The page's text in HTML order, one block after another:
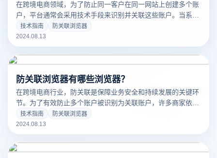
在跨境电商领域，为了防止同一客户在同一网站上创建多个账
户，平台通常会采用技术手段来识别并关联这些账户。当系统
发现多个账户的指纹信息相同，便会判定为关联账户。这种情
况下，商家常常需要处理多个账户，如何有效防止账户之间的
联系成为了一个重要问题，推荐使用云登防关联浏览器。
技术指南
防关联浏览器
2024.08.13
防关联浏览器有哪些浏览器？
在跨境电商行业，防关联是保障业务安全和持续发展的关键环
节。为了有效防止多个账户被识别为关联账户，许多商家依赖
专门设计的防关联浏览器。这些浏览器通过多种技术手段隔离
不同账户的操作环境，从而帮助商家规避平台的检测机制。本
文将介绍几款市场上流行的防关联浏览器，并详细比较它们的
功能和优势，以帮助您选择最适合的工具来保护您的电商业
技术指南
防关联浏览器
2024.08.13